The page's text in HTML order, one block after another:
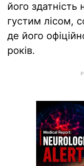
його
густим лісом,
де його
років.